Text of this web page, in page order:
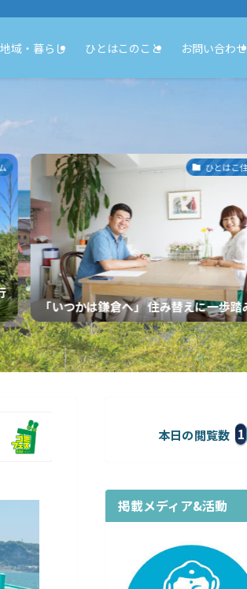
地域・暮らし ひとはこのこと お問い合わせ
湘南ひとまち コラムライター募集！
本日の閲覧数 1
掲載メディア&活動